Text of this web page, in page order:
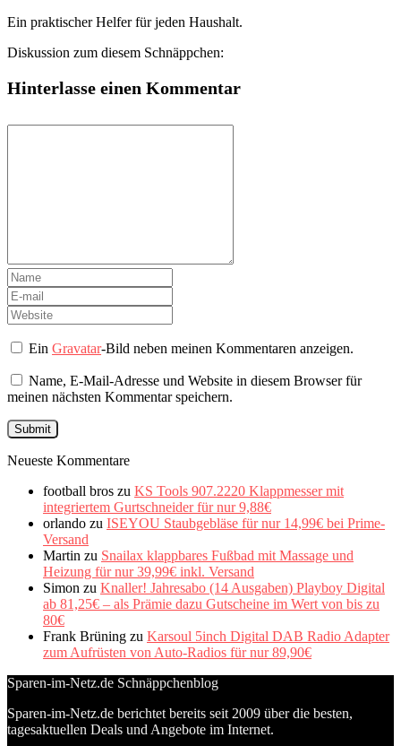
Ein praktischer Helfer für jeden Haushalt.
Diskussion zum diesem Schnäppchen:
Hinterlasse einen Kommentar
EinGravatar-Bild neben meinen Kommentaren anzeigen.
Name, E-Mail-Adresse und Website in diesem Browser für
meinen nächsten Kommentar speichern.
Neueste Kommentare
football bros zu KS Tools 907.2220 Klappmesser mit
integriertem Gurtschneider für nur 9,88€
orlando zu ISEYOU Staubgebläse für nur 14,99€ bei Prime-
Versand
Martin zu Snailax klappbares Fußbad mit Massage und
Heizung für nur 39,99€ inkl. Versand
Simon zu Knaller! Jahresabo (14 Ausgaben) Playboy Digital
ab 81,25€ – als Prämie dazu Gutscheine im Wert von bis zu
80€
Frank Brüning zu Karsoul 5inch Digital DAB Radio Adapter
zum Aufrüsten von Auto-Radios für nur 89,90€
Sparen-im-Netz.de Schnäppchenblog
Sparen-im-Netz.de berichtet bereits seit 2009 über die besten,
tagesaktuellen Deals und Angebote im Internet.